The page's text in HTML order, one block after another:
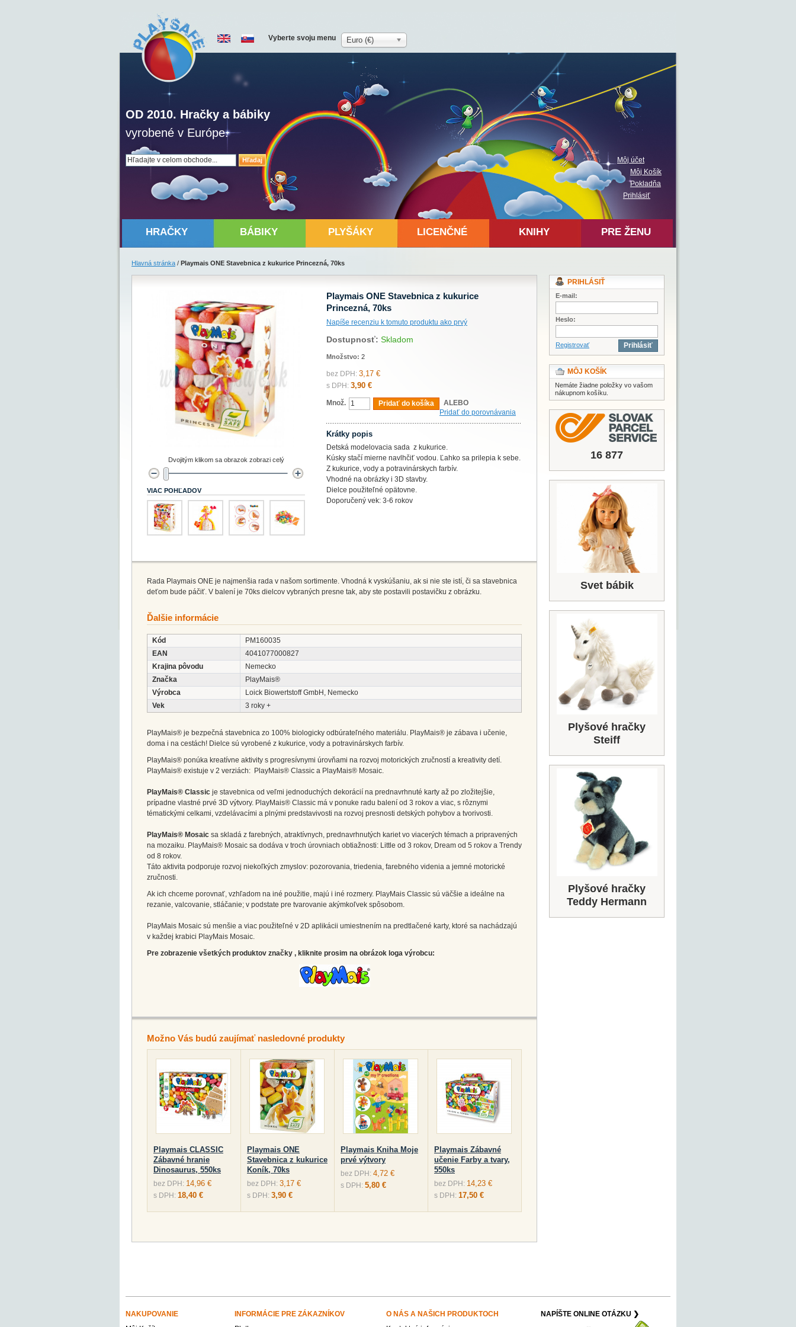
Hľadaj
OD 2010. Hračky a bábiky
vyrobené v Európe.
Môj účet
Môj Košík
Pokladňa
Prihlásiť
Vyberte svoju menu Euro (€)
HRAČKY BÁBIKY PLYŠÁKY LICENČNÉ KNIHY PRE ŽENU
Hlavná stránka / Playmais ONE Stavebnica z kukurice Princezná, 70ks
Playmais ONE Stavebnica z kukurice
Princezná, 70ks
Napíše recenziu k tomuto produktu ako prvý
Dostupnosť: Skladom
Množstvo: 2
bez DPH: 3,17 €
s DPH: 3,90 €
Množ. Pridať do košíka
ALEBO
Pridať do porovnávania
Krátky popis
Detská modelovacia sada z kukurice.
Kúsky stačí mierne navlhčiť vodou. Ľahko sa prilepia k sebe.
Z kukurice, vody a potravinárskych farbív.
Vhodné na obrázky i 3D stavby.
Dielce použiteľné opätovne.
Doporučený vek: 3-6 rokov
Dvojitým klikom sa obrazok zobrazi celý
VIAC POHĽADOV
Rada Playmais ONE je najmenšia rada v našom sortimente. Vhodná k vyskúšaniu, ak si nie ste istí, či sa stavebnica
deťom bude páčiť. V balení je 70ks dielcov vybraných presne tak, aby ste postavili postavičku z obrázku.
Ďalšie informácie
Kód
PM160035
EAN
4041077000827
Krajina pôvodu
Nemecko
Značka
PlayMais®
Výrobca
Loick Biowertstoff GmbH, Nemecko
Vek
3 roky +
PlayMais® je bezpečná stavebnica zo 100% biologicky odbúrateľného materiálu. PlayMais® je zábava i učenie,
doma i na cestách! Dielce sú vyrobené z kukurice, vody a potravinárskych farbív.
PlayMais® ponúka kreatívne aktivity s progresívnymi úrovňami na rozvoj motorických zručností a kreativity detí.
PlayMais® existuje v 2 verziách: PlayMais® Classic a PlayMais® Mosaic.
PlayMais® Classic je stavebnica od veľmi jednoduchých dekorácií na prednavrhnuté karty až po zložitejšie,
prípadne vlastné prvé 3D výtvory. PlayMais® Classic má v ponuke radu balení od 3 rokov a viac, s rôznymi
tématickými celkami, vzdelávacími a plnými predstavivosti na rozvoj presnosti detských pohybov a tvorivosti.
PlayMais® Mosaic sa skladá z farebných, atraktívnych, prednavrhnutých kariet vo viacerých témach a pripravených
na mozaiku. PlayMais® Mosaic sa dodáva v troch úrovniach obtiažnosti: Little od 3 rokov, Dream od 5 rokov a Trendy
od 8 rokov.
Táto aktivita podporuje rozvoj niekoľkých zmyslov: pozorovania, triedenia, farebného videnia a jemné motorické
zručnosti.
Ak ich chceme porovnať, vzhľadom na iné použitie, majú i iné rozmery. PlayMais Classic sú väčšie a ideálne na
rezanie, valcovanie, stláčanie; v podstate pre tvarovanie akýmkoľvek spôsobom.
PlayMais Mosaic sú menšie a viac použiteľné v 2D aplikácii umiestnením na predtlačené karty, ktoré sa nachádzajú
v každej krabici PlayMais Mosaic.
Pre zobrazenie všetkých produktov značky , kliknite prosim na obrázok loga výrobcu:
Možno Vás budú zaujímať nasledovné produkty
Playmais CLASSIC
Zábavné hranie
Dinosaurus, 550ks
bez DPH: 14,96 €
s DPH: 18,40 €
Playmais ONE
Stavebnica z kukurice
Koník, 70ks
bez DPH: 3,17 €
s DPH: 3,90 €
Playmais Kniha Moje
prvé výtvory
bez DPH: 4,72 €
s DPH: 5,80 €
Playmais Zábavné
učenie Farby a tvary,
550ks
bez DPH: 14,23 €
s DPH: 17,50 €
PRIHLÁSIŤ
E-mail:
Heslo:
Registrovať Prihlásiť
MÔJ KOŠÍK
Nemáte žiadne položky vo vašom
nákupnom košíku.
16 877
Svet bábik
Plyšové hračky
Steiff
Plyšové hračky
Teddy Hermann
NAKUPOVANIE INFORMÁCIE PRE ZÁKAZNÍKOV O NÁS A NAŠICH PRODUKTOCH
NAPÍŠTE ONLINE OTÁZKU ❯